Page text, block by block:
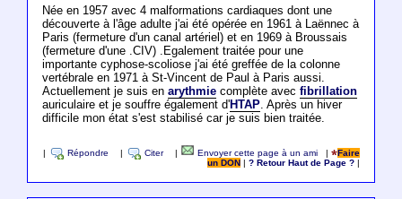
Née en 1957 avec 4 malformations cardiaques dont une
découverte à l'âge adulte j'ai été opérée en 1961 à Laënnec à
Paris (fermeture d'un canal artériel) et en 1969 à Broussais
(fermeture d'une .CIV) .Egalement traitée pour une
importante cyphose-scoliose j'ai été greffée de la colonne
vertébrale en 1971 à St-Vincent de Paul à Paris aussi.
Actuellement je suis en arythmiecomplète avec fibrillation
auriculaire et je souffre également d'HTAP. Après un hiver
difficile mon état s'est stabilisé car je suis bien traitée.
Répondre Citer Envoyer cette page à un ami |
Faire
un DON
|? Retour Haut de Page ?